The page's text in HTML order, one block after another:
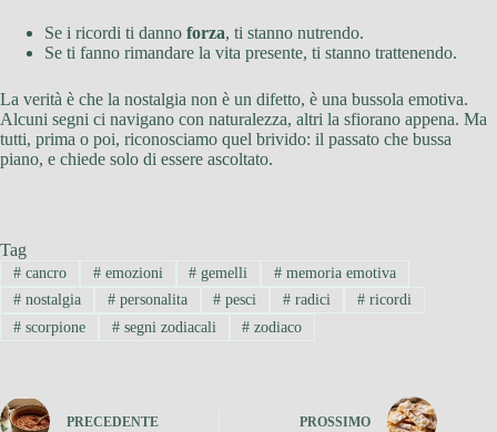
Se i ricordi ti danno forza, ti stanno nutrendo.
Se ti fanno rimandare la vita presente, ti stanno trattenendo.
La verità è che la nostalgia non è un difetto, è una bussola emotiva.
Alcuni segni ci navigano con naturalezza, altri la sfiorano appena. Ma
tutti, prima o poi, riconosciamo quel brivido: il passato che bussa
piano, e chiede solo di essere ascoltato.
Tag
#cancro #emozioni # gemelli # memoria emotiva
#nostalgia #personalita # pesci # radici # ricordi
#scorpione #segni zodiacali # zodiaco
PRECEDENTE PROSSIMO